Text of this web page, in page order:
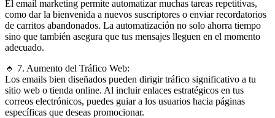
El email marketing permite automatizar muchas tareas repetitivas,
como dar la bienvenida a nuevos suscriptores o enviar recordatorios
de carritos abandonados. La automatización no solo ahorra tiempo
sino que también asegura que tus mensajes lleguen en el momento
adecuado.
🔹 7. Aumento del Tráfico Web:
Los emails bien diseñados pueden dirigir tráfico significativo a tu
sitio web o tienda online. Al incluir enlaces estratégicos en tus
correos electrónicos, puedes guiar a los usuarios hacia páginas
específicas que deseas promocionar.